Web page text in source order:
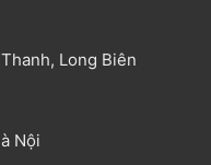
Long Biên
Nội